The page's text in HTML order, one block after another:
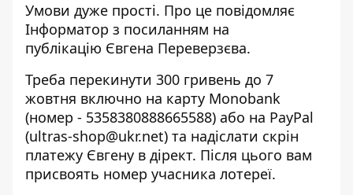
Умови дуже прості. Про це повідомляє
Інформатор з посиланням на
публікацію Євгена Переверзєва.
Треба перекинути 300 гривень до 7
жовтня включно на карту Monobank
(номер - 5358380888665588) або на PayPal
(ultras-shop@ukr.net) та надіслати скрін
платежу Євгену в дірект. Після цього вам
присвоять номер учасника лотереї.